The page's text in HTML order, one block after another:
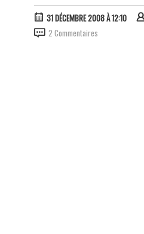
31 DÉCEMBRE 2008 À 12:10
2 Commentaires